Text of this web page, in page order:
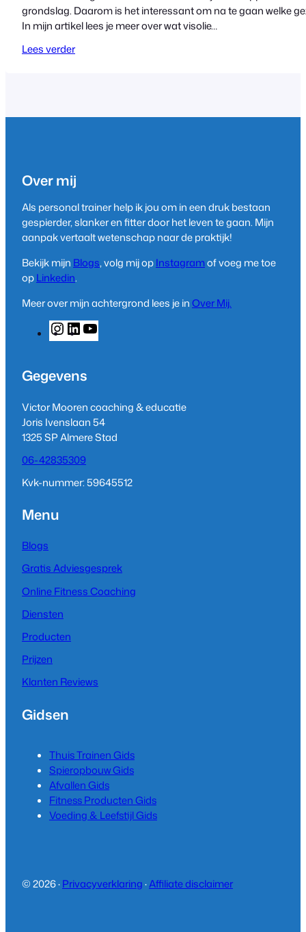
grondslag. Daarom is het interessant om na te gaan welke
In mijn artikel lees je meer over wat visolie…
Lees verder
Over mij
Als personal trainer help ik jou om in een druk bestaan
gespierder, slanker en fitter door het leven te gaan. Mijn
aanpak vertaalt wetenschap naar de praktijk!
Bekijk mijn Blogs, volg mij opInstagramof voeg me toe
opLinkedin.
Meer over mijn achtergrond lees je inOver Mij.
n
t
g
r
a
L
i
k
d
I
n
o
b
e
Gegevens
Victor Mooren coaching & educatie
Joris Ivenslaan 54
1325 SP Almere Stad
06-42835309
Kvk-nummer: 59645512
Menu
Blogs
Gratis Adviesgesprek
Online Fitness Coaching
Diensten
Producten
Prijzen
Klanten Reviews
Gidsen
Thuis Trainen Gids
Spieropbouw Gids
Afvallen Gids
Fitness Producten Gids
Voeding & Leefstijl Gids
© 2026 ·Privacyverklaring·Affiliate disclaimer